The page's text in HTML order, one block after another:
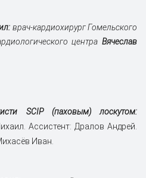
врач-кардиохирург Гомельского
центра Вячеслав
SCIP (паховым) лоскутом:
Ассистент: Дралов Андрей.
Иван.